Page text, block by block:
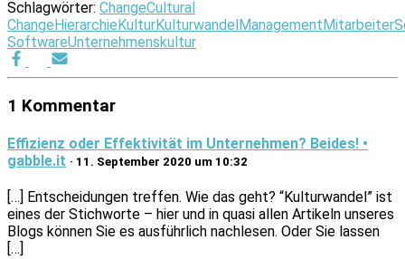
Schlagwörter: ChangeCultural
ChangeHierarchieKulturKulturwandelManagementMitarbeiter
SoftwareUnternehmenskultur
1 Kommentar
Effizienz oder Effektivität im Unternehmen? Beides! •
gabble.it · 11. September 2020 um 10:32
[…] Entscheidungen treffen. Wie das geht? “Kulturwandel” ist
eines der Stichworte – hier und in quasi allen Artikeln unseres
Blogs können Sie es ausführlich nachlesen. Oder Sie lassen
[…]